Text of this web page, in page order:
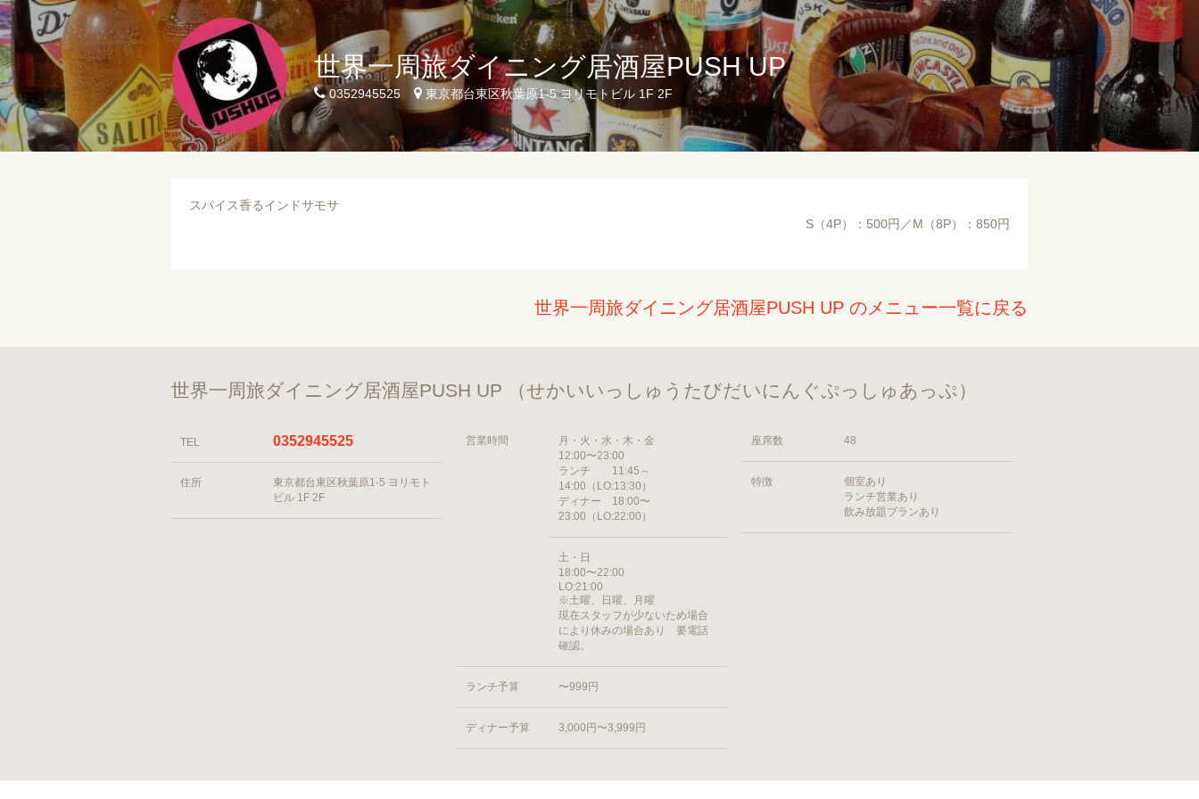
世界一周旅ダイニング居酒屋PUSH UP
0352945525 東京都台東区秋葉原1-5 ヨリモトビル 1F 2F
スパイス香るインドサモサ
S（4P）：500円／M（8P）：850円
世界一周旅ダイニング居酒屋PUSH UP のメニュー一覧に戻る
世界一周旅ダイニング居酒屋PUSH UP （せかいいっしゅうたびだいにんぐぷっしゅあっぷ）
TEL 0352945525
住所
東京都台東区秋葉原1-5 ヨリモト
ビル 1F 2F
営業時間
月・火・水・木・金
12:00〜23:00
ランチ 11:45～
14:00（LO:13:30）
ディナー 18:00〜
23:00（LO:22:00）
土・日
18:00〜22:00
LO:21:00
※土曜、日曜、月曜
現在スタッフが少ないため場合
により休みの場合あり 要電話
確認。
ランチ予算 〜999円
ディナー予算 3,000円〜3,999円
座席数 48
特徴
個室あり
ランチ営業あり
飲み放題プランあり